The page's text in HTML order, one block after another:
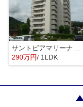
サントピアマリーナマンションⅠ
290万円/ 1LDK